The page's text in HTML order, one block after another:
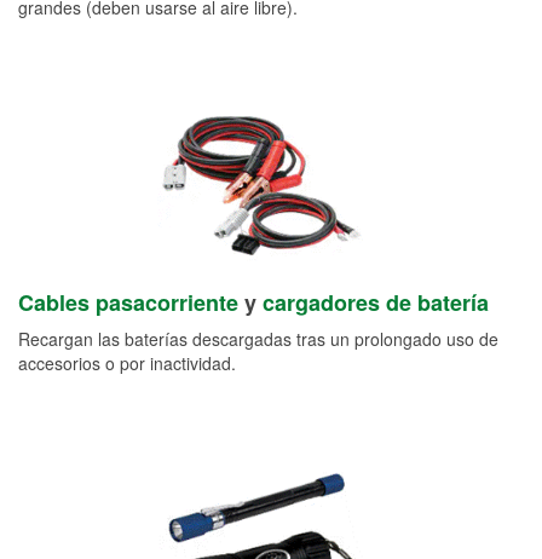
grandes (deben usarse al aire libre).
Cables pasacorrienteycargadores de batería
Recargan las baterías descargadas tras un prolongado uso de
accesorios o por inactividad.